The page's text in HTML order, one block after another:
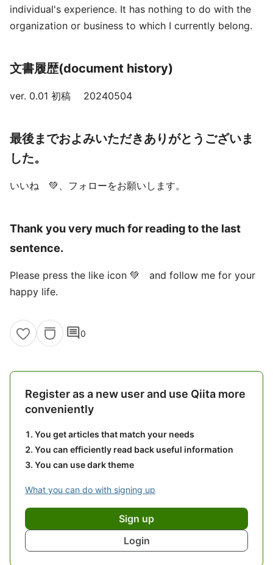
individual's experience. It has nothing to do with the
organization or business to which I currently belong.
文書履歴(document history)
ver. 0.01 初稿 20240504
最後までおよみいただきありがとうございま
した。
いいね 💚、フォローをお願いします。
Thank you very much for reading to the last
sentence.
Please press the like icon 💚 and follow me for your
happy life.
comment0
Register as a new user and use Qiita more
conveniently
You get articles that match your needs
You can efficiently read back useful information
You can use dark theme
What you can do with signing up
Sign up
Login